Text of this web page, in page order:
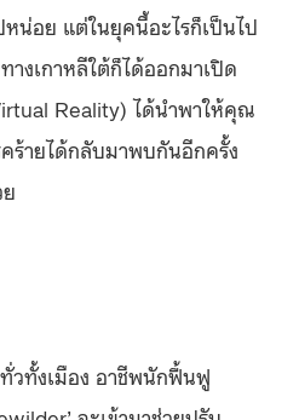
หน่อย แต่ในยุคนี้อะไรก็เป็นไป
างเกาหลีใต้ก็ได้ออกมาเปิด
Reality) ได้นำพาให้คุณ
ร้ายได้กลับมาพบกันอีกครั้ง
วทั้งเมือง อาชีพนักฟื้นฟู